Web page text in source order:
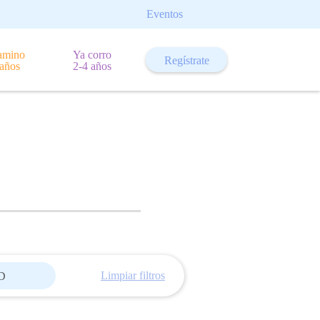
Eventos
Ya corro
2-4 años
Regístrate
Limpiar filtros